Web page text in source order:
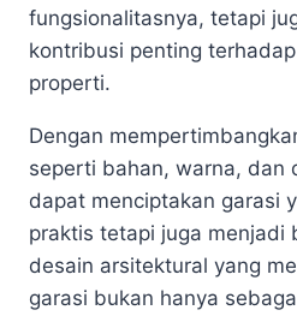
fungsionalitasnya, tetapi
kontribusi penting
properti.
Dengan
seperti bahan, warna, dan
dapat menciptakan garasi
praktis tetapi juga menjadi
desain arsitektural yang
garasi bukan hanya